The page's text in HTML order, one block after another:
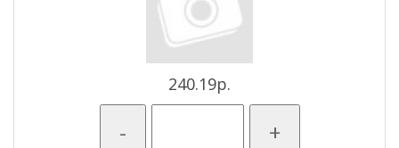
240.19р.
- +